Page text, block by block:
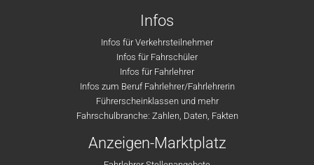
Infos
Infos für Verkehrsteilnehmer
Infos für Fahrschüler
Infos für Fahrlehrer
Infos zum Beruf Fahrlehrer/Fahrlehrerin
Führerscheinklassen und mehr
Fahrschulbranche: Zahlen, Daten, Fakten
Anzeigen-Marktplatz